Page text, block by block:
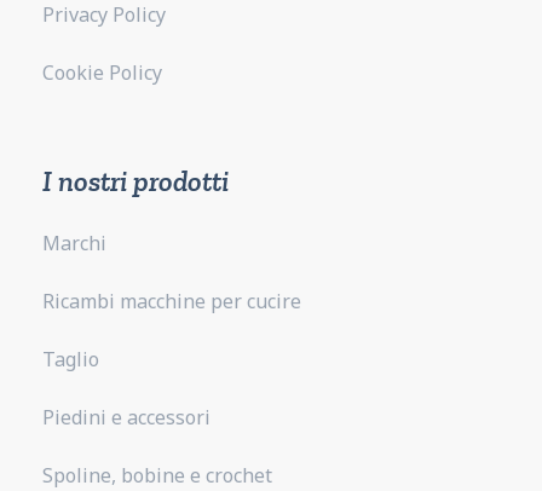
Privacy Policy
Cookie Policy
I nostri prodotti
Marchi
Ricambi macchine per cucire
Taglio
Piedini e accessori
Spoline, bobine e crochet